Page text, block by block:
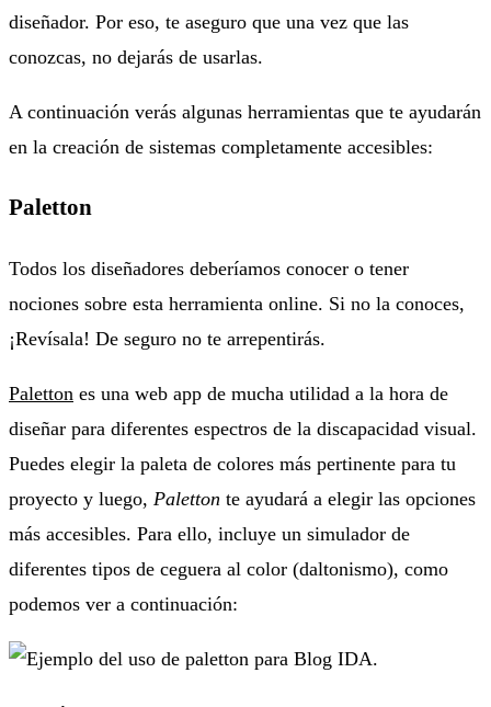
diseñador. Por eso, te aseguro que una vez que las
conozcas, no dejarás de usarlas.
A continuación verás algunas herramientas que te ayudarán
en la creación de sistemas completamente accesibles:
Paletton
Todos los diseñadores deberíamos conocer o tener
nociones sobre esta herramienta online. Si no la conoces,
¡Revísala! De seguro no te arrepentirás.
Paletton es una web app de mucha utilidad a la hora de
diseñar para diferentes espectros de la discapacidad visual.
Puedes elegir la paleta de colores más pertinente para tu
proyecto y luego, Paletton te ayudará a elegir las opciones
más accesibles. Para ello, incluye un simulador de
diferentes tipos de ceguera al color (daltonismo), como
podemos ver a continuación: